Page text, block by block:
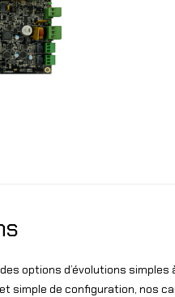
options d’évolutions simples
simple de configuration, nos